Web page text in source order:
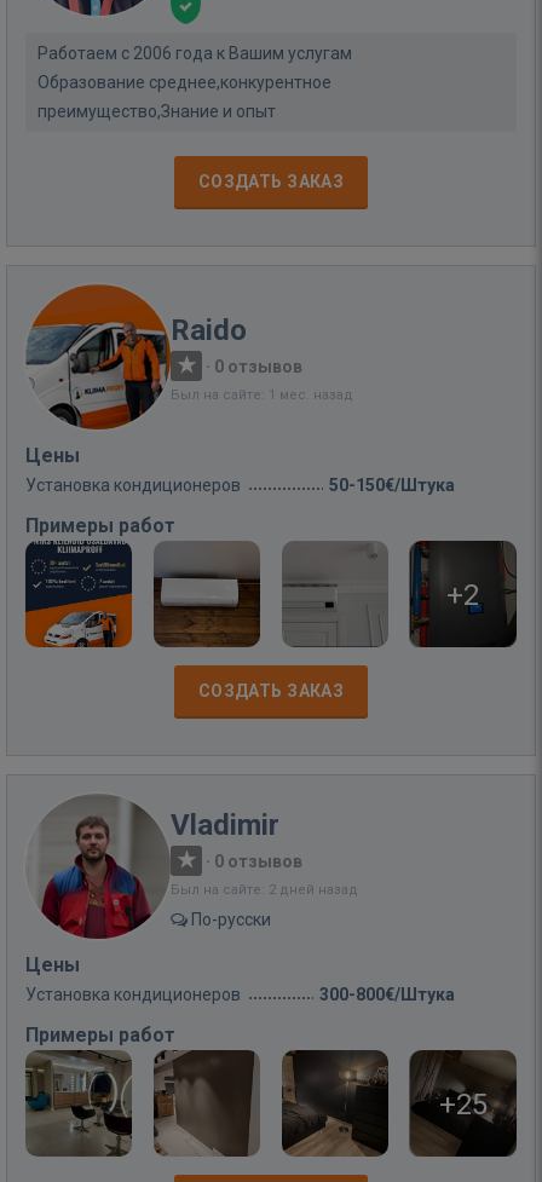
Работаем с 2006 года к Вашим услугам
Образование среднее,конкурентное
преимущество,Знание и опыт
СОЗДАТЬ ЗАКАЗ
Raido
· 0 отзывов
Был на сайте: 1 мес. назад
Цены
Установка кондиционеров 50-150€/Штука
Примеры работ
+2
СОЗДАТЬ ЗАКАЗ
Vladimir
· 0 отзывов
Был на сайте: 2 дней назад
По-русски
Цены
Установка кондиционеров 300-800€/Штука
Примеры работ
+25